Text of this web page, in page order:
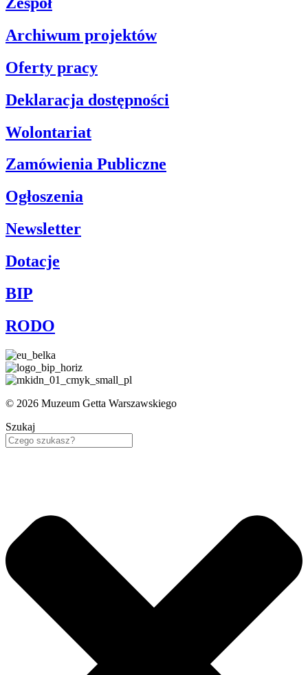
Archiwum projektów
Oferty pracy
Deklaracja dostępności
Wolontariat
Zamówienia Publiczne
Ogłoszenia
Newsletter
Dotacje
BIP
RODO
© 2026 Muzeum Getta Warszawskiego
Szukaj